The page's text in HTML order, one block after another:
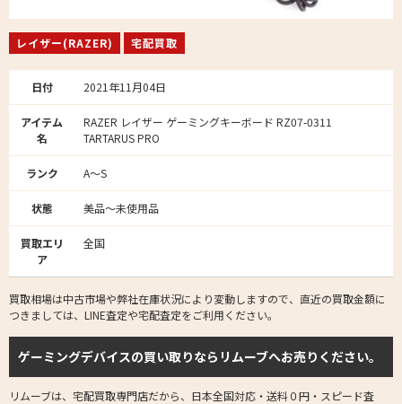
レイザー(RAZER) 宅配買取
日付 2021年11月04日
アイテム
名
RAZER レイザー ゲーミングキーボード RZ07-0311
TARTARUS PRO
ランク A～S
状態 美品～未使用品
買取エリ
ア
全国
買取相場は中古市場や弊社在庫状況により変動しますので、直近の買取金額に
つきましては、LINE査定や宅配査定をご利用ください。
ゲーミングデバイスの買い取りならリムーブへお売りください。
リムーブは、宅配買取専門店だから、日本全国対応・送料０円・スピード査